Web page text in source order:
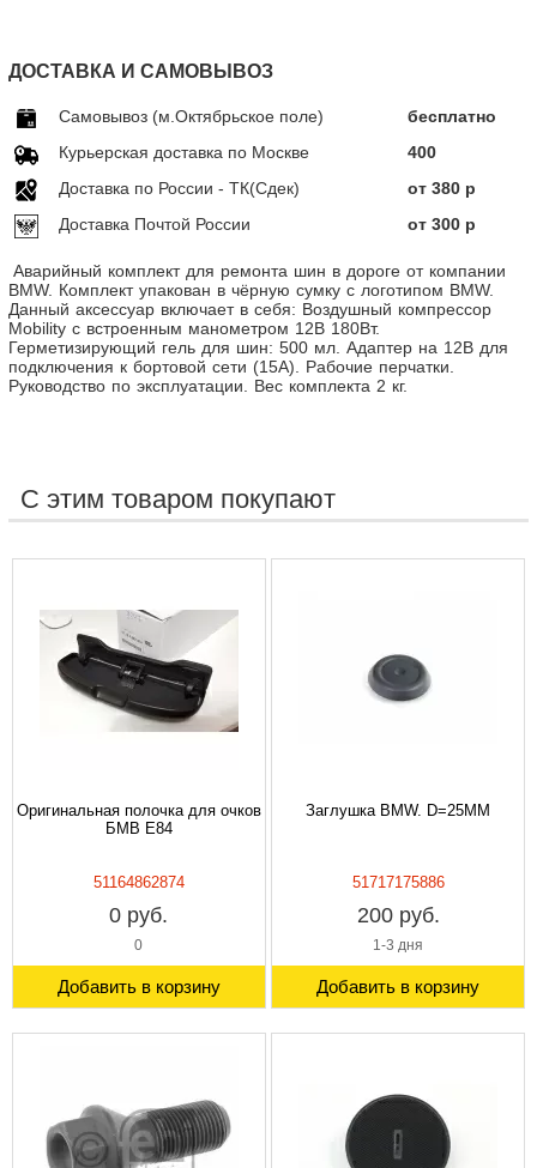
ДОСТАВКА И САМОВЫВОЗ
Самовывоз (м.Октябрьское поле)
бесплатно
Курьерская доставка по Москве
400
Доставка по Росcии - ТК(Сдек)
от 380 р
Доставка Почтой России
от 300 р
Аварийный комплект для ремонта шин в дороге от компании
BMW. Комплект упакован в чёрную сумку с логотипом BMW.
Данный аксессуар включает в себя: Воздушный компрессор
Mobility с встроенным манометром 12В 180Вт.
Герметизирующий гель для шин: 500 мл. Адаптер на 12В для
подключения к бортовой сети (15А). Рабочие перчатки.
Руководство по эксплуатации. Вес комплекта 2 кг.
С этим товаром покупают
Оригинальная полочка для очков
БМВ E84
51164862874
0 руб.
0
Добавить в корзину
Заглушка BMW. D=25MM
51717175886
200 руб.
1-3 дня
Добавить в корзину